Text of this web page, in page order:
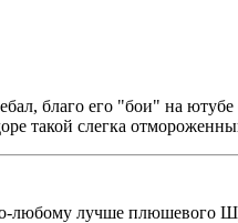
благо его "бои" на
такой слегка
любому лучше плюшевого